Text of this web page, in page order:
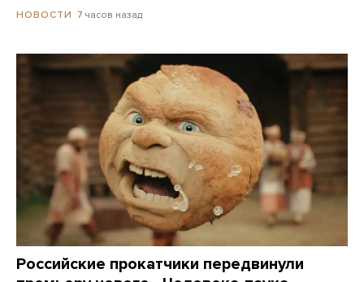
НОВОСТИ 7 часов назад
Российские прокатчики передвинули